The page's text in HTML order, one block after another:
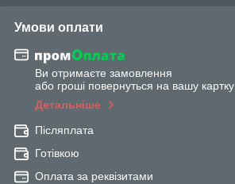
Умови оплати
Ви отримаєте замовлення
або гроші повернуться на вашу картку
Детальніше
Післяплата
Готівкою
Оплата за реквізитами